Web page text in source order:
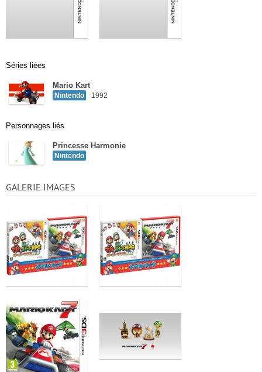
Séries liées
Mario Kart
Nintendo 1992
Personnages liés
Princesse Harmonie
Nintendo
GALERIE IMAGES